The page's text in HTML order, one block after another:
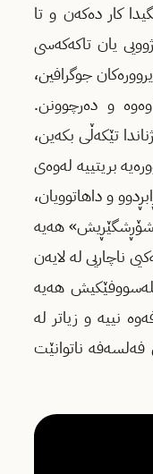
كار ده‌كه‌ن و تا
یان تاكه‌كه‌سی
جوگرافین،
و ده‌رچوونن.
تێكه‌ڵی بكه‌ین،
بریتییه‌ له‌وه‌ی
و داهاتوویان،
ـ شۆڕشگێڕیش» هه‌یه‌
ناچاریی له‌ لایه‌ن
هه‌یه‌
نییه‌ و زیاتر له‌
ناتوانێت